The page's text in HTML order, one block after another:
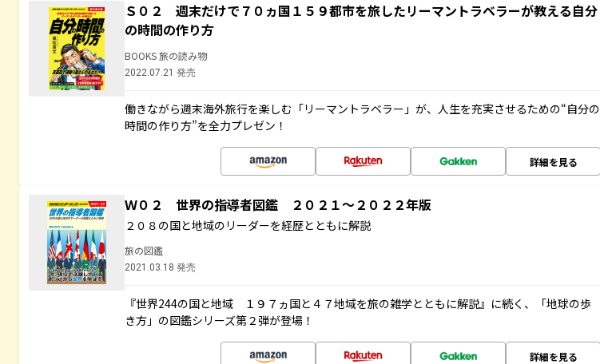
Ｓ０２ 週末だけで７０ヵ国１５９都市を旅したリーマントラベラーが教える自分
の時間の作り方
BOOKS 旅の読み物
2022.07.21 発売
働きながら週末海外旅行を楽しむ「リーマントラベラー」が、人生を充実させるための“自分の
時間の作り方”を全力プレゼン！
詳細を見る
Ｗ０２ 世界の指導者図鑑 ２０２１～２０２２年版
２０８の国と地域のリーダーを経歴とともに解説
旅の図鑑
2021.03.18 発売
『世界244の国と地域 １９７ヵ国と４７地域を旅の雑学とともに解説』に続く、「地球の歩
き方」の図鑑シリーズ第２弾が登場！
詳細を見る